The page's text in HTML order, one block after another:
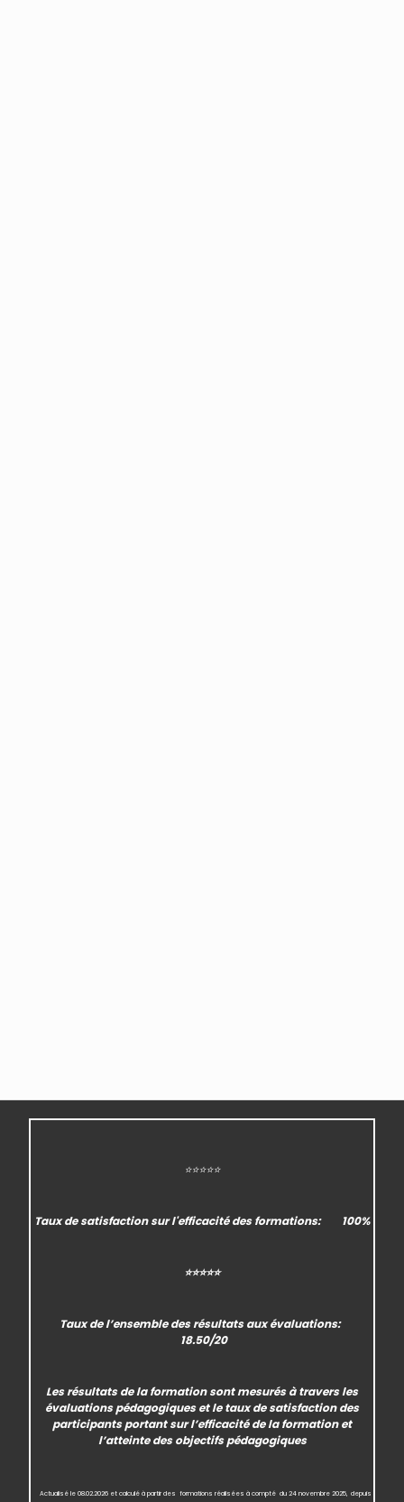
⭐⭐⭐⭐⭐
Taux de satisfactionsur l'efficacité des formations: 100%
⭐⭐⭐⭐⭐
Taux de l’ensemble desrésultats aux évaluations:
18.50/20
Les résultats de la formation sont mesurés à travers les
évaluations pédagogiques et le taux de satisfaction des
participants portant sur l’efficacité de la formation et
l’atteinte des objectifs pédagogiques
Actualisé le 08.02.2026 et calculé à partir des formations réalisées à compté du 24 novembre 2025, depuis